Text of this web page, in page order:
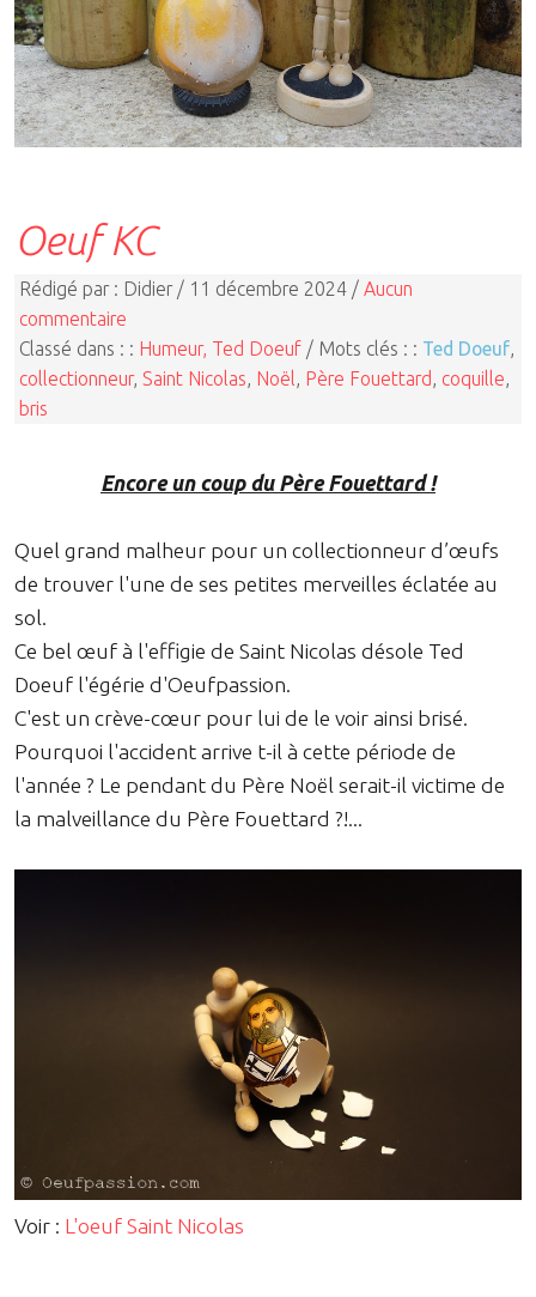
Oeuf KC
Rédigé par : Didier / 11 décembre 2024 / Aucun
commentaire
Classé dans : : Humeur, Ted Doeuf / Mots clés : : Ted Doeuf,
collectionneur, Saint Nicolas, Noël, Père Fouettard , coquille,
bris
Encore un coup du Père Fouettard !
Quel grand malheur pour un collectionneur d’œufs
de trouver l'une de ses petites merveilles éclatée au
sol.
Ce bel œuf à l'effigie de Saint Nicolas désole Ted
Doeuf l'égérie d'Oeufpassion.
C'est un crève-cœur pour lui de le voir ainsi brisé.
Pourquoi l'accident arrive t-il à cette période de
l'année ? Le pendant du Père Noël serait-il victime de
la malveillance du Père Fouettard ?!...
Voir : L'oeuf Saint Nicolas